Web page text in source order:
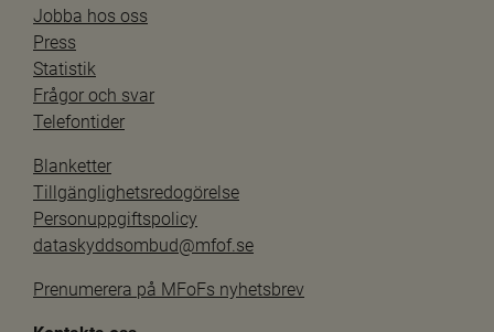
Jobba hos oss
Press
Statistik
Frågor och svar
Telefontider
Blanketter
Tillgänglighetsredogörelse
Personuppgiftspolicy
dataskyddsombud@mfof.se
Prenumerera på MFoFs nyhetsbrev